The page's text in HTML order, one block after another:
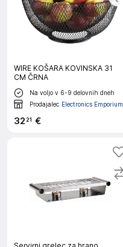
WIRE KOŠARA KOVINSKA 31
CM ČRNA
Na voljo v 6-9 delovnih dneh
Prodajalec Electronics Emporium
32 21 €